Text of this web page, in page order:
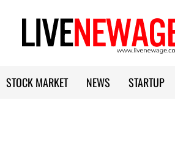
STOCK MARKET NEWS STARTUP